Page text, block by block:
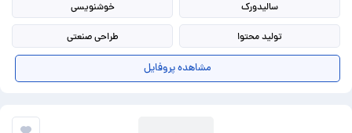
سالیدورک خوشنویسی
تولید محتوا طراحی صنعتی
مشاهده پروفایل